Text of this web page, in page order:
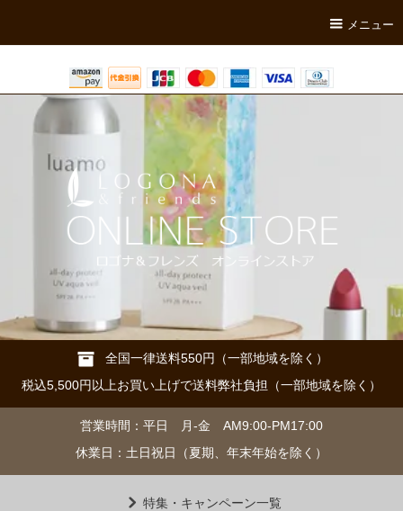
メニュー
全国一律送料550円（一部地域を除く）
税込5,500円以上お買い上げで送料弊社負担（一部地域を除く）
営業時間：平日 月-金 AM9:00-PM17:00
休業日：土日祝日（夏期、年末年始を除く）
特集・キャンペーン一覧